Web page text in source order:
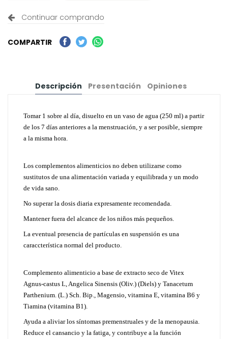
Continuar comprando
COMPARTIR
Descripción Presentación Opiniones
Tomar 1 sobre al día, disuelto en un vaso de agua (250 ml) a partir
de los 7 días anteriores a la menstruación, y a ser posible, siempre
a la misma hora.
Los complementos alimenticios no deben utilizarse como
sustitutos de una alimentación variada y equilibrada y un modo
de vida sano.
No superar la dosis diaria expresamente recomendada.
Mantener fuera del alcance de los niños más pequeños.
La eventual presencia de partículas en suspensión es una
caraccterística normal del producto.
Complemento alimenticio a base de extracto seco de Vitex
Agnus-castus L, Angelica Sinensis (Oliv.) (Diels) y Tanacetum
Parthenium. (L.) Sch. Bip., Magensio, vitamina E, vitamina B6 y
Tiamina (vitamina B1).
Ayuda a aliviar los síntomas premenstruales y de la menopausia.
Reduce el cansancio y la fatiga, y contribuye a la función